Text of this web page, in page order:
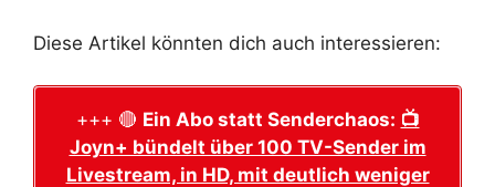
Diese Artikel könnten dich auch interessieren:
+++ 🔴 Ein Abo statt Senderchaos: 📺
Joyn+ bündelt über 100 TV-Sender im
Livestream, in HD, mit deutlich weniger